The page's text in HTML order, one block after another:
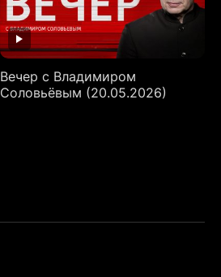
Вечер с Владимиром
Соловьёвым (20.05.2026)